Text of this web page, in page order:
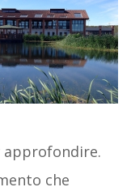
approfondire.
che